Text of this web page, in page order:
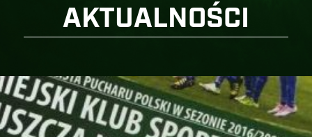
AKTUALNOŚCI